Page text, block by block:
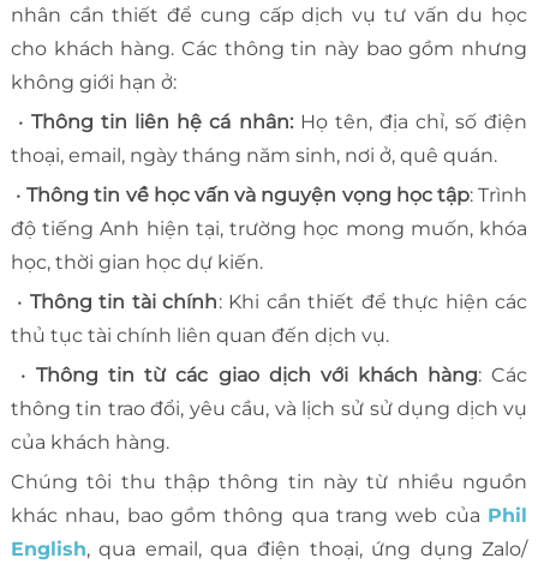
nhân cần thiết để cung cấp dịch vụ tư vấn du học
cho khách hàng. Các thông tin này bao gồm nhưng
không giới hạn ở:
•Thông tin liên hệ cá nhân:Họ tên, địa chỉ, số điện
thoại, email, ngày tháng năm sinh, nơi ở, quê quán.
•Thông tin về học vấn và nguyện vọng học tập: Trình
độ tiếng Anh hiện tại, trường học mong muốn, khóa
học, thời gian học dự kiến.
• Thông tin tài chính: Khi cần thiết để thực hiện các
thủ tục tài chính liên quan đến dịch vụ.
•Thông tin từ các giao dịch với khách hàng: Các
thông tin trao đổi, yêu cầu, và lịch sử sử dụng dịch vụ
của khách hàng.
Chúng tôi thu thập thông tin này từ nhiều nguồn
khác nhau, bao gồm thông qua trang web của Phil
English, qua email, qua điện thoại, ứng dụng Zalo/